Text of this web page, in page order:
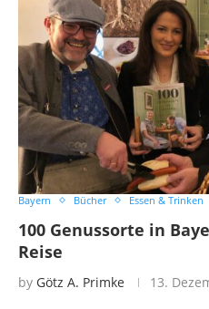
Bayern Bücher Essen & Trinken
100 Genussorte in
Reise
by Götz A. Primke 13.